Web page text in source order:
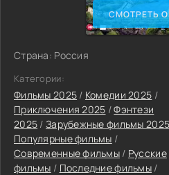
СМОТРЕТЬ
Страна: Россия
Категории:
Фильмы 2025 / Комедии 2025 /
Приключения 2025 /Фэнтези
2025 / Зарубежные фильмы 2025
Популярные фильмы /
Современные фильмы / Русские
фильмы / Последние фильмы /